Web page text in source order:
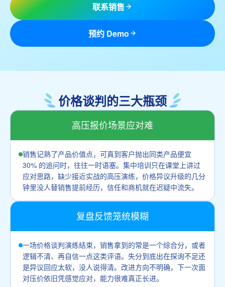
联系销售
预约 Demo
价格谈判的三大瓶颈
高压报价场景应对难
销售记熟了产品价值点，可真到客户抛出同类产品便宜
30% 的追问时，往往一时语塞。集中培训只在课堂上讲过
应对思路，缺少接近实战的高压演练，价格异议升级的几分
钟里没人替销售提前经历，信任和商机就在迟疑中流失。
复盘反馈笼统模糊
一场价格谈判演练结束，销售拿到的常是一个综合分，或者
逻辑不清、再自信一点这类评语。失分到底出在探询不足还
是异议回应太软，没人说得清。改进方向不明确，下一次面
对压价依旧凭感觉应对，能力很难真正长进。